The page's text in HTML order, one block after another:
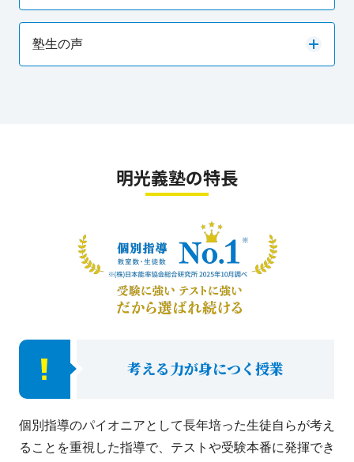
塾生の声
明光義塾の特長
考える力が身につく授業
個別指導のパイオニアとして長年培った生徒自らが考え
ることを重視した指導で、テストや受験本番に発揮でき